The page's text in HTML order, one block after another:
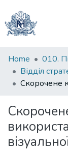
Communities
&
Collections
Statistics
Home
010.